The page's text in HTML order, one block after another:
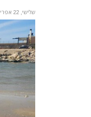
שלישי, 22 אפריל 2025